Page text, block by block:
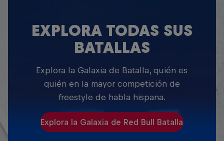
EXPLORA TODAS SUS
BATALLAS
Explora la Galaxia de Batalla, quién es
quién en la mayor competición de
freestyle de habla hispana.
Explora la Galaxia de Red Bull Batalla